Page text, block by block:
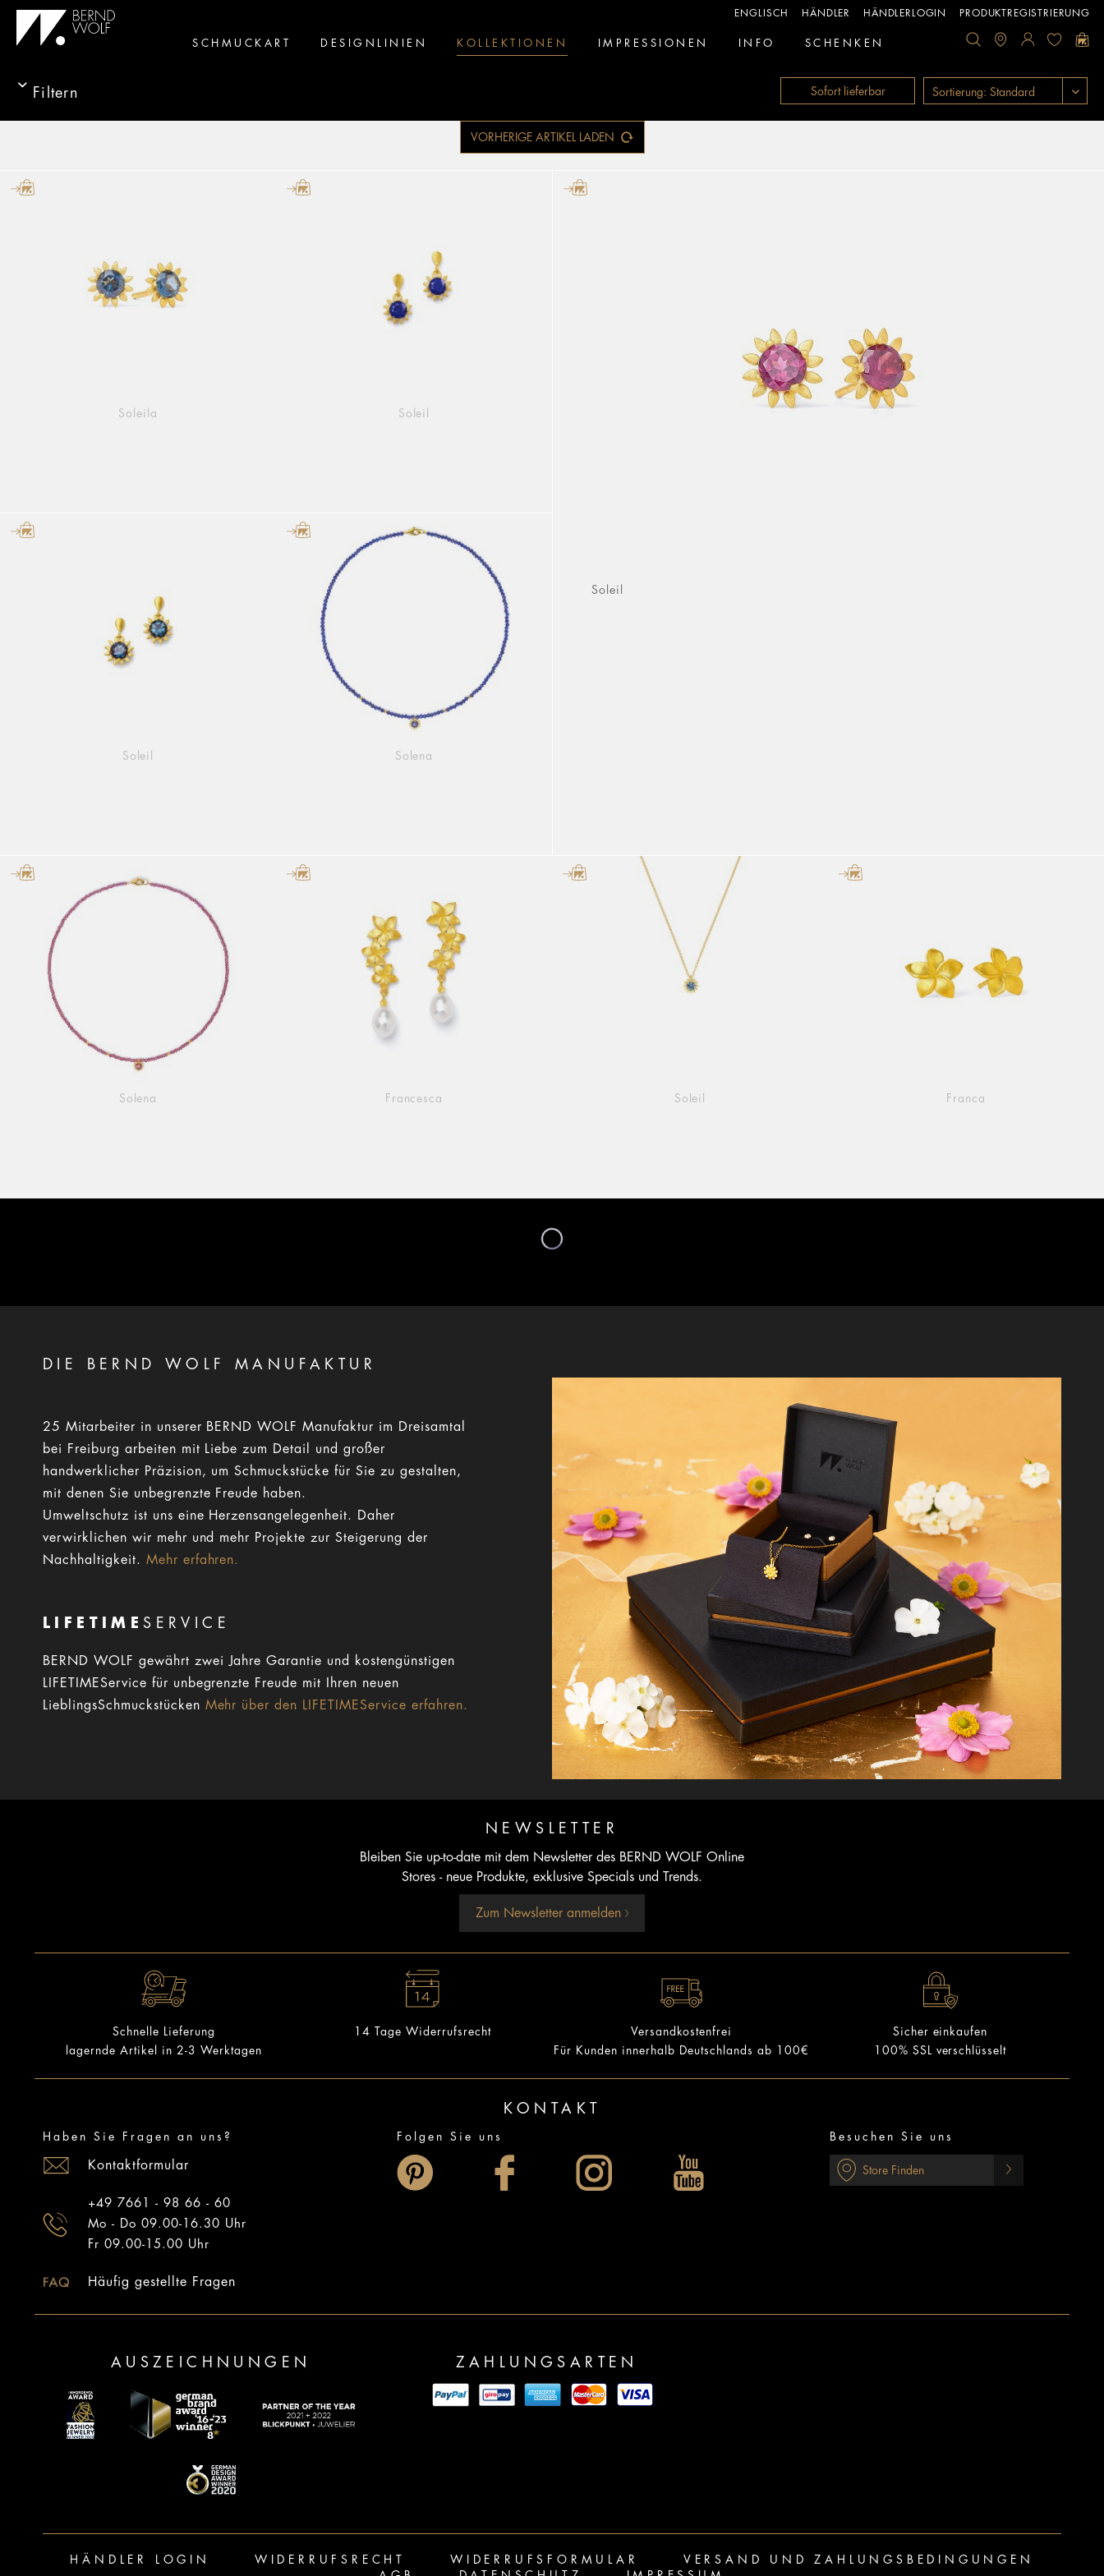
ENGLISCH HÄNDLER HÄNDLERLOGIN PRODUKTREGISTRIERUNG
SCHMUCKART DESIGNLINIEN KOLLEKTIONEN IMPRESSIONEN INFO SCHENKEN
Filtern Sofort lieferbar
VORHERIGE ARTIKEL LADEN
Soleila Soleil
Soleil
Soleil Solena
Solena Francesca Soleil Franca
DIE BERND WOLF MANUFAKTUR
25 Mitarbeiter in unserer BERND WOLF Manufaktur im Dreisamtal
bei Freiburg arbeiten mit Liebe zum Detail und großer
handwerklicher Präzision, um Schmuckstücke für Sie zu gestalten,
mit denen Sie unbegrenzte Freude haben.
Umweltschutz ist uns eine Herzensangelegenheit. Daher
verwirklichen wir mehr und mehr Projekte zur Steigerung der
Nachhaltigkeit. Mehr erfahren.
LIFETIME SERVICE
BERND WOLF gewährt zwei Jahre Garantie und kostengünstigen
LIFETIMEService für unbegrenzte Freude mit Ihren neuen
LieblingsSchmuckstücken Mehr über den LIFETIMEService erfahren.
NEWSLETTER
Bleiben Sie up-to-date mit dem Newsletter des BERND WOLF Online
Stores - neue Produkte, exklusive Specials und Trends.
Zum Newsletter anmelden
Schnelle Lieferung
lagernde Artikel in 2-3 Werktagen
14 Tage Widerrufsrecht
Versandkostenfrei
Für Kunden innerhalb Deutschlands ab 100€
Sicher einkaufen
100% SSL verschlüsselt
KONTAKT
Haben Sie Fragen an uns?
Kontaktformular
+49 7661 - 98 66 - 60
Mo - Do 09.00-16.30 Uhr
Fr 09.00-15.00 Uhr
Häufig gestellte Fragen
Folgen Sie uns Besuchen Sie uns
AUSZEICHNUNGEN ZAHLUNGSARTEN
HÄNDLER LOGIN WIDERRUFSRECHT WIDERRUFSFORMULAR
VERSAND UND ZAHLUNGSBEDINGUNGEN